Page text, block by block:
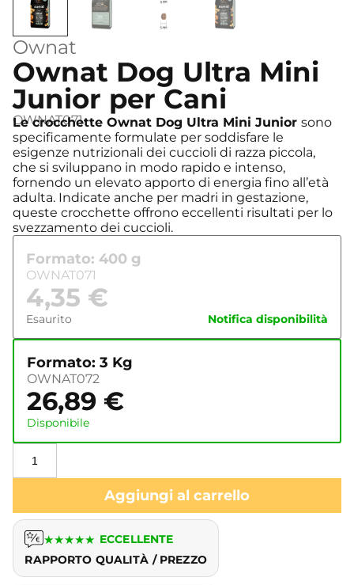
Ownat
Ownat Dog Ultra Mini
Junior per Cani
OWNAT071
Le crocchette Ownat Dog Ultra Mini Junior sono
specificamente formulate per soddisfare le
esigenze nutrizionali dei cuccioli di razza piccola,
che si sviluppano in modo rapido e intenso,
fornendo un elevato apporto di energia fino all’età
adulta. Indicate anche per madri in gestazione,
queste crocchette offrono eccellenti risultati per lo
svezzamento dei cuccioli.
Formato: 400 g
OWNAT071
4,35 €
Esaurito Notifica disponibilità
Formato: 3 Kg
OWNAT072
26,89 €
Disponibile
Aggiungi al carrello
★★★★★ ECCELLENTE
RAPPORTO QUALITÀ / PREZZO